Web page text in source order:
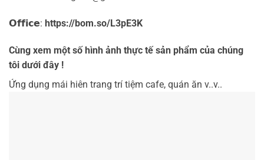
𝗢𝗳𝗳𝗶𝗰𝗲: https://bom.so/L3pE3K
Cùng xem một số hình ảnh thực tế sản phẩm của chúng
tôi dưới đây !
Ứng dụng mái hiên trang trí tiệm cafe, quán ăn v..v..